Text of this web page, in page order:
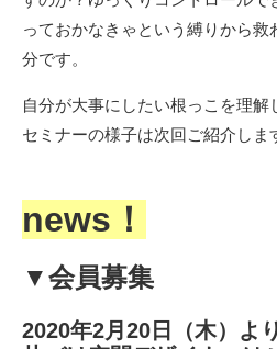
っておかなきゃという縛りから救
分です。
自分が大事にしたい根っこを理解
セミナーの様子は次回ご紹介しま
news ！
▼会員募集
2020年2月20日（木）より